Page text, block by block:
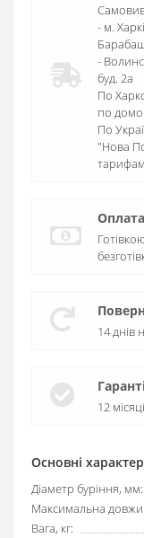
Основні
Діаметр буріння, мм:
Максимальна
Вага, кг:
- м.
-
буд. 2а
По
по
По
"Нова
Оплата
14 днів
12